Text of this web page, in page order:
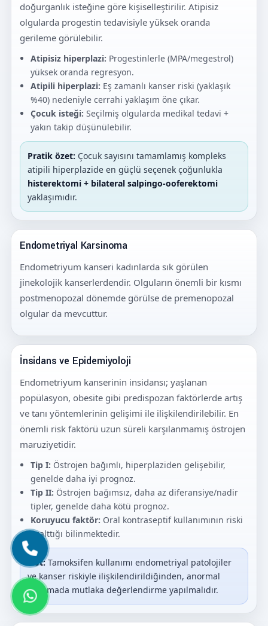
doğurganlık isteğine göre kişiselleştirilir. Atipisiz
olgularda progestin tedavisiyle yüksek oranda
gerileme görülebilir.
Atipisiz hiperplazi: Progestinlerle (MPA/megestrol)
yüksek oranda regresyon.
Atipili hiperplazi: Eş zamanlı kanser riski (yaklaşık
%40) nedeniyle cerrahi yaklaşım öne çıkar.
Çocuk isteği: Seçilmiş olgularda medikal tedavi +
yakın takip düşünülebilir.
Pratik özet: Çocuk sayısını tamamlamış kompleks
atipili hiperplazide en güçlü seçenek çoğunlukla
histerektomi + bilateral salpingo-ooferektomi
yaklaşımıdır.
Endometriyal Karsinoma
Endometriyum kanseri kadınlarda sık görülen
jinekolojik kanserlerdendir. Olguların önemli bir kısmı
postmenopozal dönemde görülse de premenopozal
olgular da mevcuttur.
İnsidans ve Epidemiyoloji
Endometriyum kanserinin insidansı; yaşlanan
popülasyon, obesite gibi predispozan faktörlerde artış
ve tanı yöntemlerinin gelişimi ile ilişkilendirilebilir. En
önemli risk faktörü uzun süreli karşılanmamış östrojen
maruziyetidir.
Tip I: Östrojen bağımlı, hiperplaziden gelişebilir,
genelde daha iyi prognoz.
Tip II: Östrojen bağımsız, daha az diferansiye/nadir
tipler, genelde daha kötü prognoz.
Koruyucu faktör: Oral kontraseptif kullanımının riski
azalttığı bilinmektedir.
Not:Tamoksifen kullanımı endometriyal patolojiler
ve kanser riskiyle ilişkilendirildiğinden, anormal
kanamada mutlaka değerlendirme yapılmalıdır.